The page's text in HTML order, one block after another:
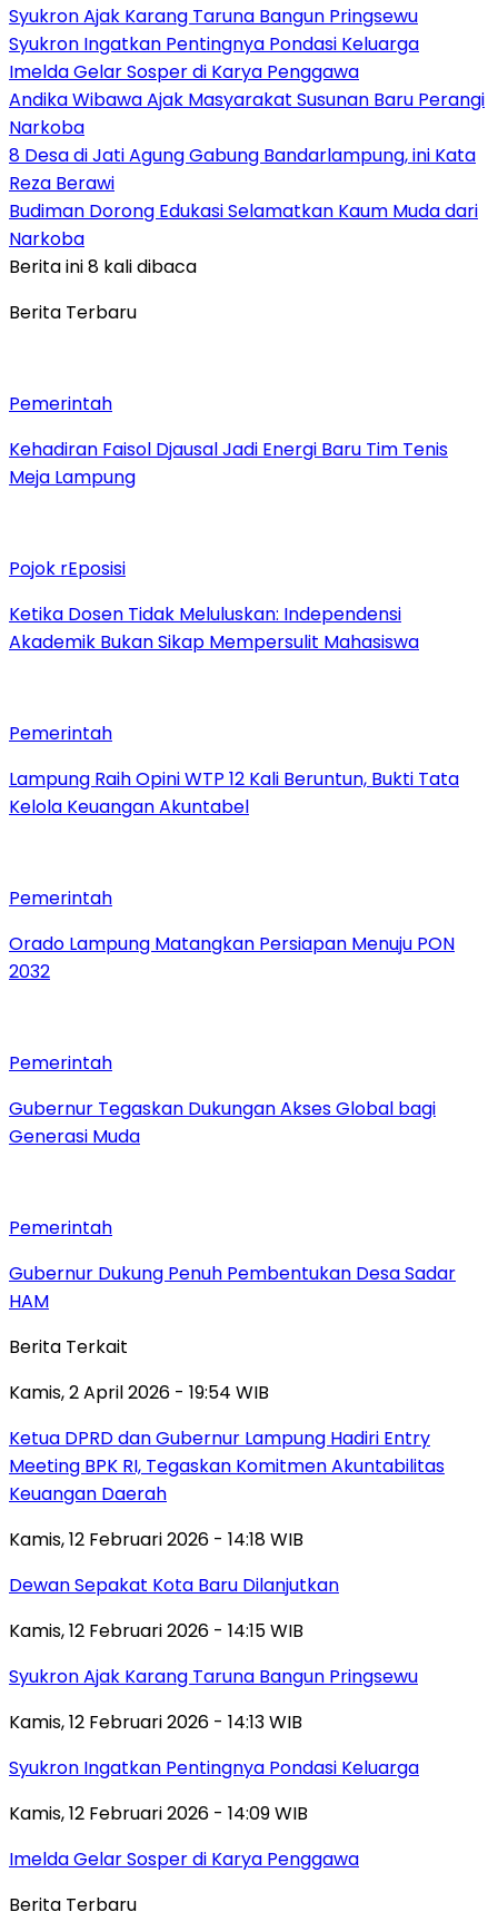
Syukron Ajak Karang Taruna Bangun Pringsewu
Syukron Ingatkan Pentingnya Pondasi Keluarga
Imelda Gelar Sosper di Karya Penggawa
Andika Wibawa Ajak Masyarakat Susunan Baru Perangi
Narkoba
8 Desa di Jati Agung Gabung Bandarlampung, ini Kata
Reza Berawi
Budiman Dorong Edukasi Selamatkan Kaum Muda dari
Narkoba
Berita ini 8 kali dibaca
Berita Terbaru
Pemerintah
Kehadiran Faisol Djausal Jadi Energi Baru Tim Tenis
Meja Lampung
Pojok rEposisi
Ketika Dosen Tidak Meluluskan: Independensi
Akademik Bukan Sikap Mempersulit Mahasiswa
Pemerintah
Lampung Raih Opini WTP 12 Kali Beruntun, Bukti Tata
Kelola Keuangan Akuntabel
Pemerintah
Orado Lampung Matangkan Persiapan Menuju PON
2032
Pemerintah
Gubernur Tegaskan Dukungan Akses Global bagi
Generasi Muda
Pemerintah
Gubernur Dukung Penuh Pembentukan Desa Sadar
HAM
Berita Terkait
Kamis, 2 April 2026 - 19:54 WIB
Ketua DPRD dan Gubernur Lampung Hadiri Entry
Meeting BPK RI, Tegaskan Komitmen Akuntabilitas
Keuangan Daerah
Kamis, 12 Februari 2026 - 14:18 WIB
Dewan Sepakat Kota Baru Dilanjutkan
Kamis, 12 Februari 2026 - 14:15 WIB
Syukron Ajak Karang Taruna Bangun Pringsewu
Kamis, 12 Februari 2026 - 14:13 WIB
Syukron Ingatkan Pentingnya Pondasi Keluarga
Kamis, 12 Februari 2026 - 14:09 WIB
Imelda Gelar Sosper di Karya Penggawa
Berita Terbaru